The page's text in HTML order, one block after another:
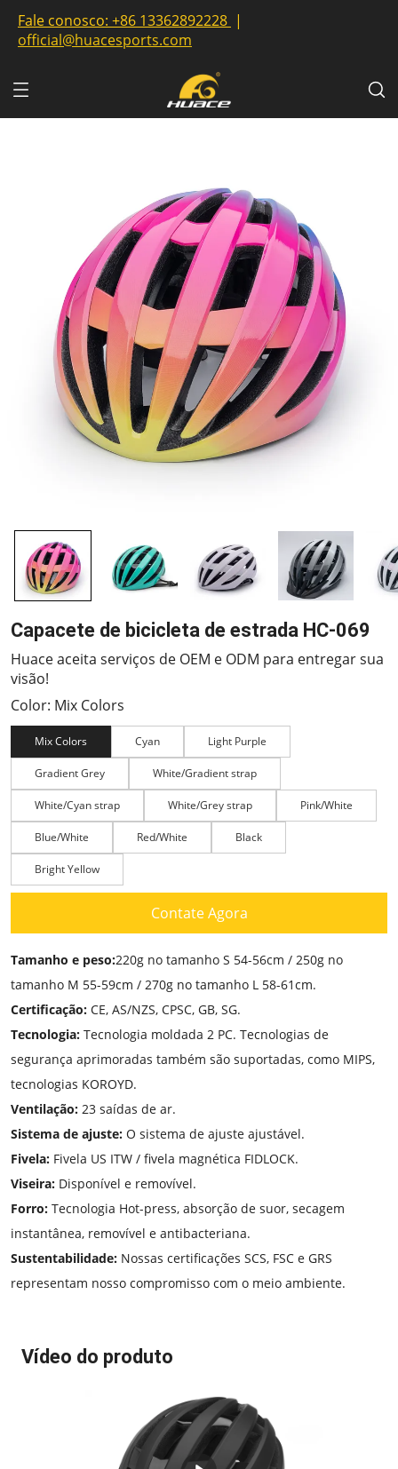
Fale conosco: +86 13362892228 |
official@huacesports.com
Capacete de bicicleta de estrada HC-069
Huace aceita serviços de OEM e ODM para entregar sua
visão!
Color: Mix Colors
Mix Colors Cyan Light Purple
Gradient Grey White/Gradient strap
White/Cyan strap White/Grey strap Pink/White
Blue/White Red/White Black
Bright Yellow
Contate Agora
Tamanho e peso:220g no tamanho S 54-56cm / 250g no
tamanho M 55-59cm / 270g no tamanho L 58-61cm.
Certificação: CE, AS/NZS, CPSC, GB, SG.
Tecnologia: Tecnologia moldada 2 PC. Tecnologias de
segurança aprimoradas também são suportadas, como MIPS,
tecnologias KOROYD.
Ventilação: 23 saídas de ar.
Sistema de ajuste: O sistema de ajuste ajustável.
Fivela: Fivela US ITW / fivela magnética FIDLOCK.
Viseira: Disponível e removível.
Forro: Tecnologia Hot-press, absorção de suor, secagem
instantânea, removível e antibacteriana.
Sustentabilidade: Nossas certificações SCS, FSC e GRS
representam nosso compromisso com o meio ambiente.
Vídeo do produto